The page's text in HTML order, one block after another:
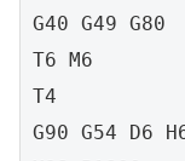
G40 G49 G80
T6 M6
T4
G90 G54 D6